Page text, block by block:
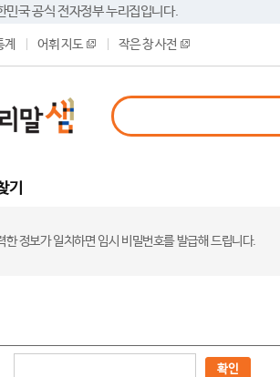
민국 공식 전자정부 누리집입니다.
어휘 지도 작은 창 사전
기
한 정보가 일치하면 임시 비밀번호를 발급해 드립니다.
확인